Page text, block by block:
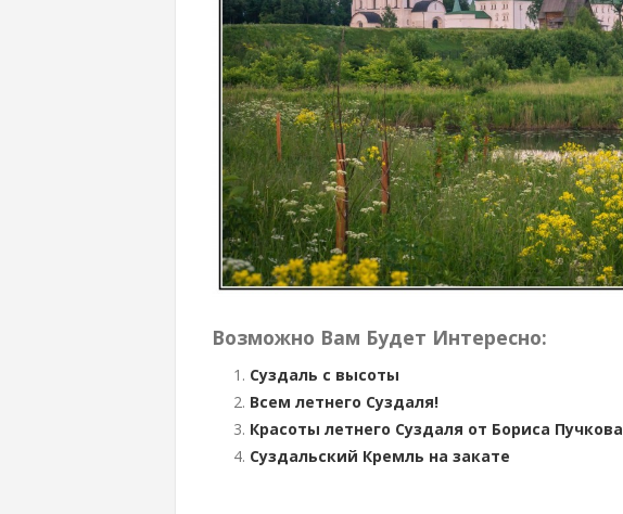
Возможно Вам Будет Интересно:
Суздаль с высоты
Всем летнего Суздаля!
Красоты летнего Суздаля от Бориса Пучкова
Суздальский Кремль на закате